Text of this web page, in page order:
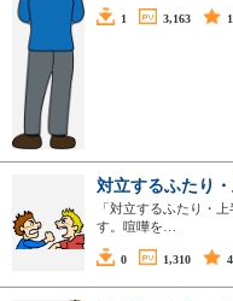
1 3,163
対立するふたり
「対立するふたり・
す。喧嘩を…
0 1,310